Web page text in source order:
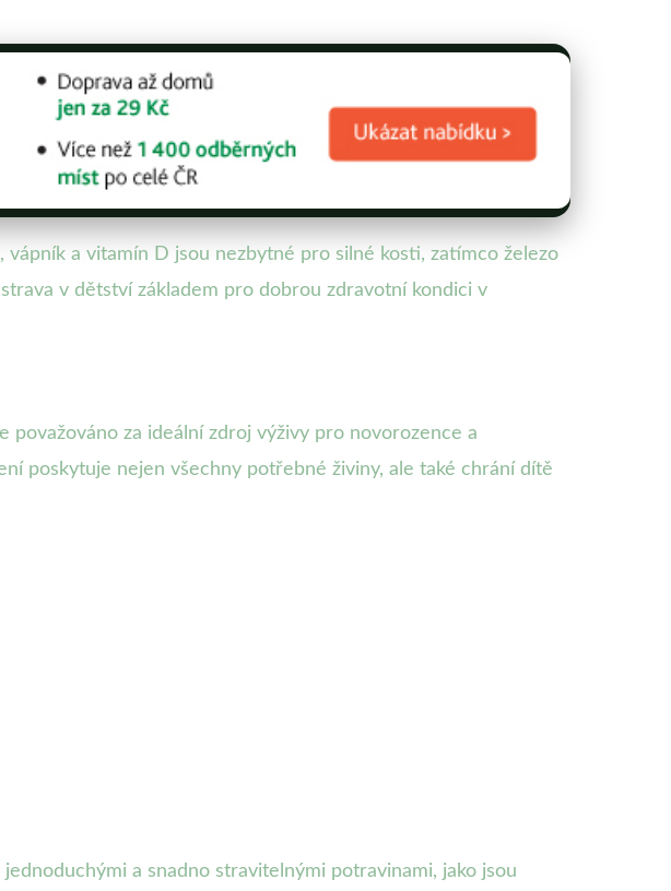
a vitamín D jsou nezbytné pro silné kosti, zatímco železo
v dětství základem pro dobrou zdravotní kondici v
považováno za ideální zdroj výživy pro novorozence a
poskytuje nejen všechny potřebné živiny, ale také chrání dítě
a snadno stravitelnými potravinami, jako jsou